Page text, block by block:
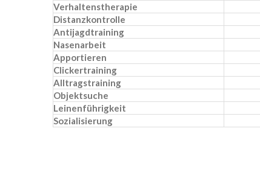
Verhaltenstherapie
Distanzkontrolle
Antijagdtraining
Nasenarbeit
Apportieren
Clickertraining
Alltragstraining
Objektsuche
Leinenführigkeit
Sozialisierung